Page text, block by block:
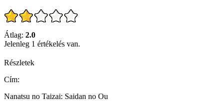
Átlag: 2.0
Jelenleg 1 értékelés van.
Részletek
Cím:
Nanatsu no Taizai: Saidan no Ou